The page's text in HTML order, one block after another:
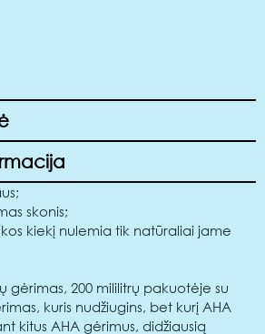
skonis;
kiekį nulemia tik natūraliai jame
gėrimas, 200 mililitrų pakuotėje su
kuris nudžiugins, bet kurį AHA
kitus AHA gėrimus, didžiausią